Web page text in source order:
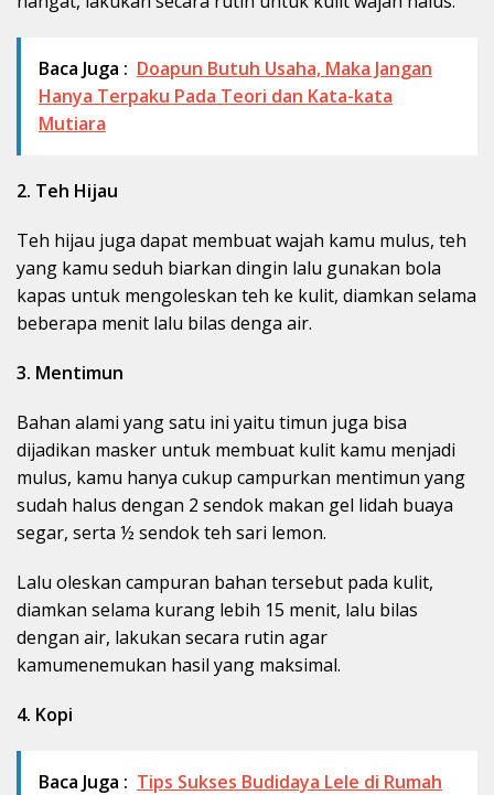
Baca Juga : Doapun Butuh Usaha, Maka Jangan
Hanya Terpaku Pada Teori dan Kata-kata
Mutiara
2. Teh Hijau
Teh hijau juga dapat membuat wajah kamu mulus, teh
yang kamu seduh biarkan dingin lalu gunakan bola
kapas untuk mengoleskan teh ke kulit, diamkan selama
beberapa menit lalu bilas denga air.
3. Mentimun
Bahan alami yang satu ini yaitu timun juga bisa
dijadikan masker untuk membuat kulit kamu menjadi
mulus, kamu hanya cukup campurkan mentimun yang
sudah halus dengan 2 sendok makan gel lidah buaya
segar, serta ½ sendok teh sari lemon.
Lalu oleskan campuran bahan tersebut pada kulit,
diamkan selama kurang lebih 15 menit, lalu bilas
dengan air, lakukan secara rutin agar
kamumenemukan hasil yang maksimal.
4. Kopi
Baca Juga : Tips Sukses Budidaya Lele di Rumah